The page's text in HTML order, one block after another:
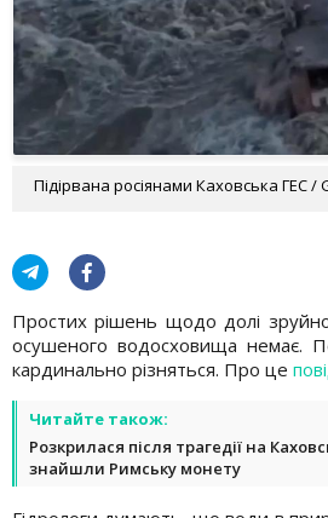
Підірвана росіянами Каховська ГЕС /
Простих рішень щодо долі
осушеного водосховища немає.
кардинально різняться. Про це
Читайте також:
Розкрилася після трагедії на
знайшли Римську монету